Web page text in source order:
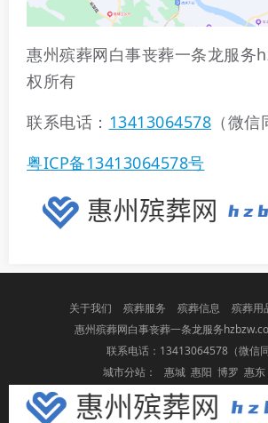
惠州殡葬网白事丧葬一条龙服务
权所有
联系电话： 13413064578 （微信
粤ICP备13413064578号
关于我们 殡葬服务 殡葬信息 殡葬用
惠州殡葬网白事丧葬一条龙服务
联系电话： 13413064578（微信
城市分站： 惠城 惠阳 博罗 惠东